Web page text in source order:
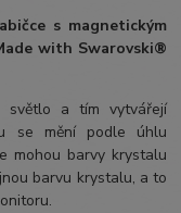
s magnetickým
with Swarovski®
světlo a tím vytvářejí
se mění podle úhlu
mohou barvy krystalu
barvu krystalu, a to